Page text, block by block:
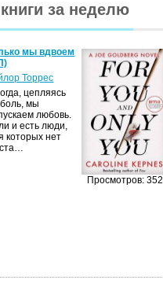
за неделю
мы вдвоем
Торрес
цепляясь
мы
любовь.
и есть люди,
которых нет
Просмотров: 352